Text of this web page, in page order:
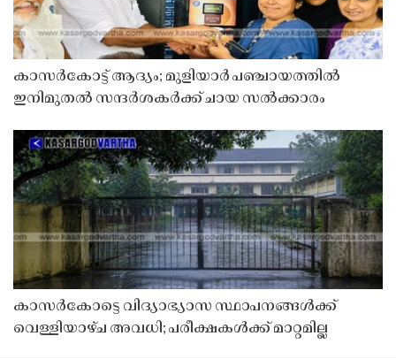
കാസർകോട്ട് ആദ്യം; മുളിയാർ പഞ്ചായത്തിൽ
ഇനിമുതൽ സന്ദർശകർക്ക് ചായ സൽക്കാരം
കാസർകോട്ടെ വിദ്യാഭ്യാസ സ്ഥാപനങ്ങൾക്ക്
വെള്ളിയാഴ്ച അവധി; പരീക്ഷകൾക്ക് മാറ്റമില്ല